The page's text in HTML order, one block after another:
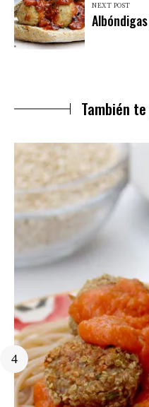
NEXT POST
También